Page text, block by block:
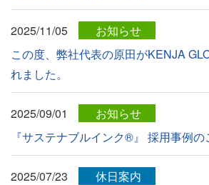
2025/11/05
お知らせ
この度、弊社代表の原田がKENJA
れました。
2025/09/01
お知らせ
『サステナブルインク®』 採用事例の
2025/07/23
休日案内